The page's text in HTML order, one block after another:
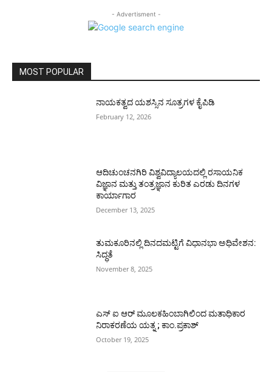
- Advertisment -
MOST POPULAR
ನಾಯಕತ್ವದ ಯಶಸ್ಸಿನ ಸೂತ್ರಗಳ ಕೈಪಿಡಿ
February 12, 2026
ಆದಿಚುಂಚನಗಿರಿ ವಿಶ್ವವಿದ್ಯಾಲಯದಲ್ಲಿ ರಸಾಯನಿಕ
ವಿಜ್ಞಾನ ಮತ್ತು ತಂತ್ರಜ್ಞಾನ ಕುರಿತ ಎರಡು ದಿನಗಳ
ಕಾರ್ಯಾಗಾರ
December 13, 2025
ತುಮಕೂರಿನಲ್ಲಿ ದಿನದಮಟ್ಟಿಗೆ ವಿಧಾನಭಾ ಅಧಿವೇಶನ:
ಸಿದ್ಧತೆ
November 8, 2025
ಎಸ್ ಐ ಆರ್ ಮೂಲಕಹಿಂಬಾಗಿಲಿಂದ ಮತಾಧಿಕಾರ
ನಿರಾಕರಣೆಯ ಯತ್ನ ; ಕಾಂ.ಪ್ರಕಾಶ್
October 19, 2025